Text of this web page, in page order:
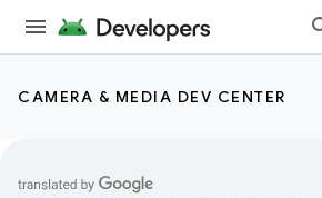
CAMERA & MEDIA DEV CENTER